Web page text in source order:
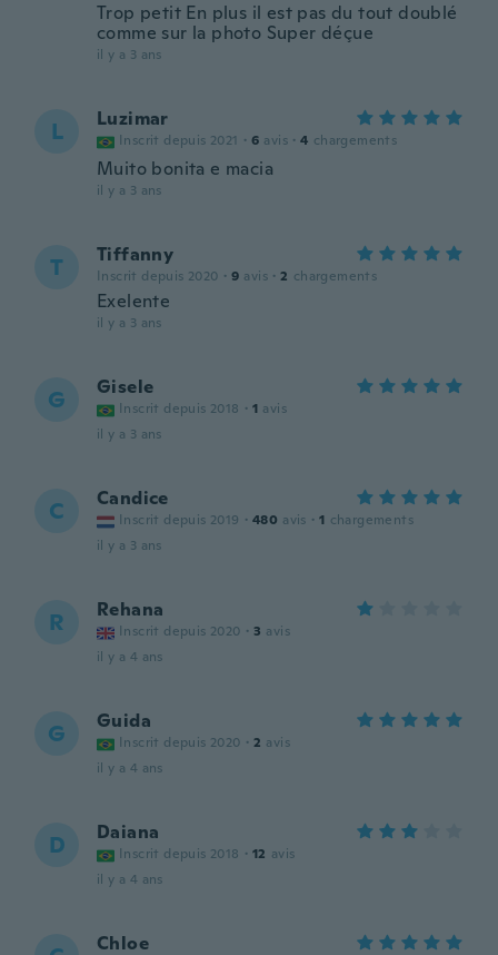
Trop petit En plus il est pas du tout doublé
comme sur la photo Super déçue
il y a 3 ans
L Luzimar
Inscrit depuis 2021 · 6 avis · 4 chargements
Muito bonita e macia
il y a 3 ans
T Tiffanny
Inscrit depuis 2020 · 9 avis · 2 chargements
Exelente
il y a 3 ans
G Gisele
Inscrit depuis 2018 · 1 avis
il y a 3 ans
C Candice
Inscrit depuis 2019 · 480 avis · 1 chargements
il y a 3 ans
R Rehana
Inscrit depuis 2020 · 3 avis
il y a 4 ans
G Guida
Inscrit depuis 2020 · 2 avis
il y a 4 ans
D Daiana
Inscrit depuis 2018 · 12 avis
il y a 4 ans
Chloe